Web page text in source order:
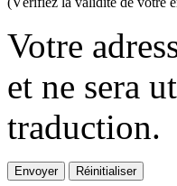
Votre
et ne sera
traduction.